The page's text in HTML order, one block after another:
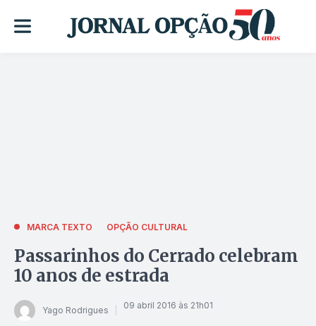
MARCA TEXTO OPÇÃO CULTURAL
Passarinhos do Cerrado celebram
10 anos de estrada
Yago Rodrigues 09 abril 2016 às 21h01